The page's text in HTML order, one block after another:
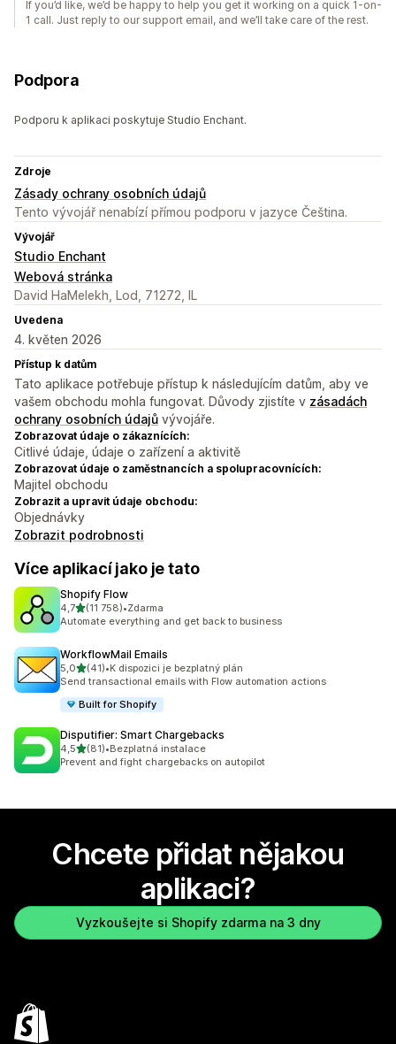
If you’d like, we’d be happy to help you get it working on a quick 1-on-
1 call. Just reply to our support email, and we’ll take care of the rest.
Podpora
Podporu k aplikaci poskytuje Studio Enchant.
Zdroje
Zásady ochrany osobních údajů
Tento vývojář nenabízí přímou podporu v jazyce Čeština.
Vývojář
Studio Enchant
Webová stránka
David HaMelekh, Lod, 71272, IL
Uvedena
4. květen 2026
Přístup k datům
Tato aplikace potřebuje přístup k následujícím datům, aby ve
vašem obchodu mohla fungovat. Důvody zjistíte v zásadách
ochrany osobních údajů vývojáře.
Zobrazovat údaje o zákaznících:
Citlivé údaje, údaje o zařízení a aktivitě
Zobrazovat údaje o zaměstnancích a spolupracovnících:
Majitel obchodu
Zobrazit a upravit údaje obchodu:
Objednávky
Zobrazit podrobnosti
Více aplikací jako je tato
Shopify Flow
4,7z 5 hvězd
(11 758)
Celkový počet recenzí: 11758
•Zdarma
Automate everything and get back to business
WorkflowMail Emails
5,0z 5 hvězd
(41)
Celkový počet recenzí: 41
•K dispozici je bezplatný plán
Send transactional emails with Flow automation actions
Built for Shopify
Disputifier: Smart Chargebacks
4,5z 5 hvězd
(81)
Celkový počet recenzí: 81
•Bezplatná instalace
Prevent and fight chargebacks on autopilot
Chcete přidat nějakou
aplikaci?
Vyzkoušejte si Shopify zdarma na 3 dny